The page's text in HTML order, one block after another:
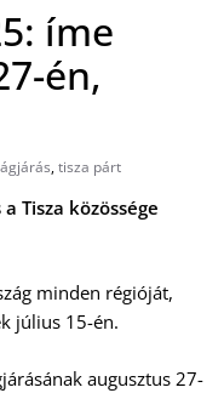
íme
én,
,tisza párt
Tisza közössége
minden régióját,
július 15-én.
augusztus 27-